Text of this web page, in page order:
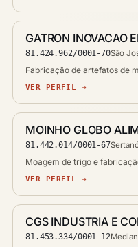
GATRON INOVACAO
81.424.962/0001-70São
Fabricação de artefatos de
VER PERFIL →
MOINHO GLOBO
81.442.014/0001-67
Moagem de trigo e
VER PERFIL →
CGS INDUSTRIA E
81.453.334/0001-12